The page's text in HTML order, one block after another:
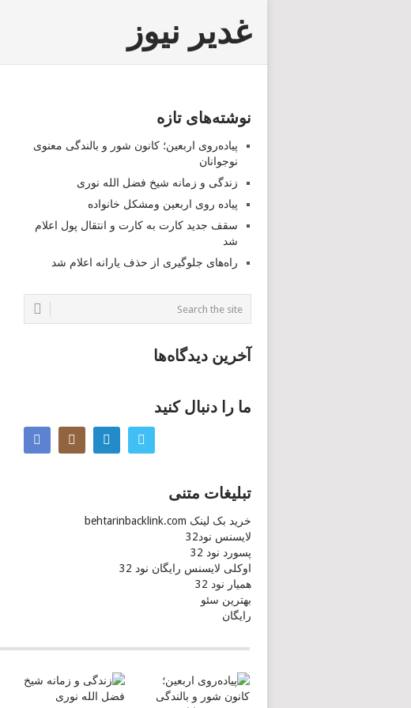
غدیر نیوز
نوشته‌های تازه
پیاده‌روی اربعین؛ کانون شور و بالندگی معنوی
نوجوانان
زندگی و زمانه شیخ فضل الله نوری
پیاده روی اربعین ومشکل خانواده
سقف جدید کارت به کارت و انتقال پول اعلام
شد
راه‌های جلوگیری از حذف یارانه اعلام شد
آخرین دیدگاه‌ها
ما را دنبال کنید
تبلیغات متنی
خرید بک لینک behtarinbacklink.com
لایسنس نود32
پسورد نود 32
اوکلی لایسنس رایگان نود 32
همیار نود 32
بهترین سئو
رایگان